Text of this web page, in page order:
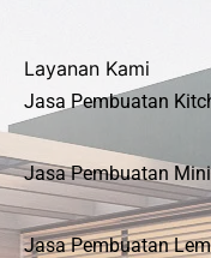
Layanan Kami
Jasa Pembuatan
Jasa Pembuatan
Jasa Pembuatan